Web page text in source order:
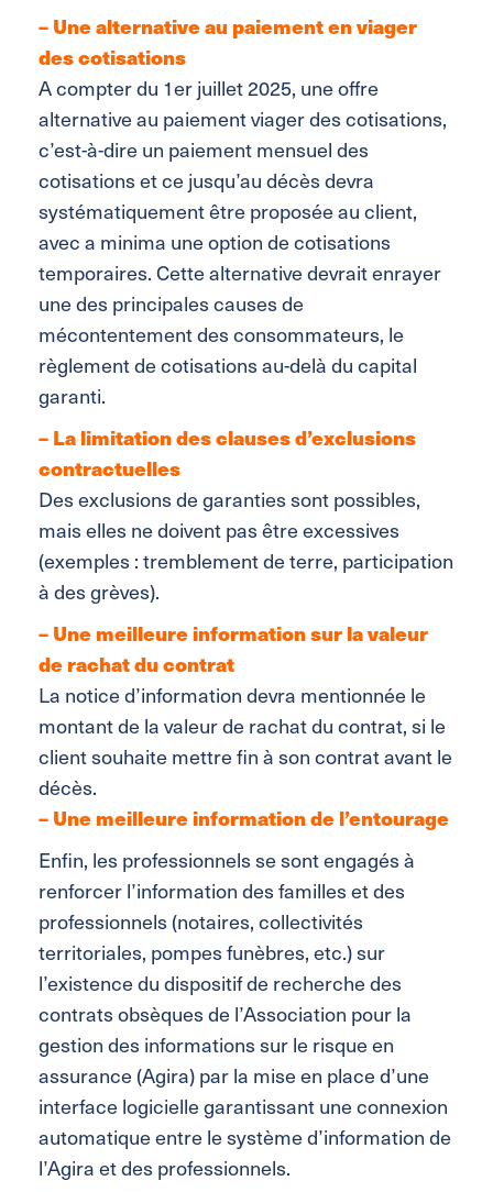
–Unealternative au paiement en viager
des cotisations
A compter du 1er juillet 2025, une offre
alternative au paiement viager des cotisations,
c’est-à-dire un paiement mensuel des
cotisations et ce jusqu’au décès devra
systématiquement être proposée au client,
avec a minima une option de cotisations
temporaires. Cette alternative devrait enrayer
une des principales causes de
mécontentement des consommateurs, le
règlement de cotisations au-delà du capital
garanti.
– La limitation des clauses d’exclusions
contractuelles
Des exclusions de garanties sont possibles,
mais elles ne doivent pas être excessives
(exemples : tremblement de terre, participation
à des grèves).
–Unemeilleure information sur la valeur
de rachat du contrat
La notice d’information devra mentionnée le
montant de la valeur de rachat du contrat, si le
client souhaite mettre fin à son contrat avant le
décès.
– Une meilleure information de l’entourage
Enfin, les professionnels se sont engagés à
renforcer l’information des familles et des
professionnels (notaires, collectivités
territoriales, pompes funèbres, etc.) sur
l’existence du dispositif de recherche des
contrats obsèques de l’Association pour la
gestion des informations sur le risque en
assurance (Agira) par la mise en place d’une
interface logicielle garantissant une connexion
automatique entre le système d’information de
l’Agira et des professionnels.